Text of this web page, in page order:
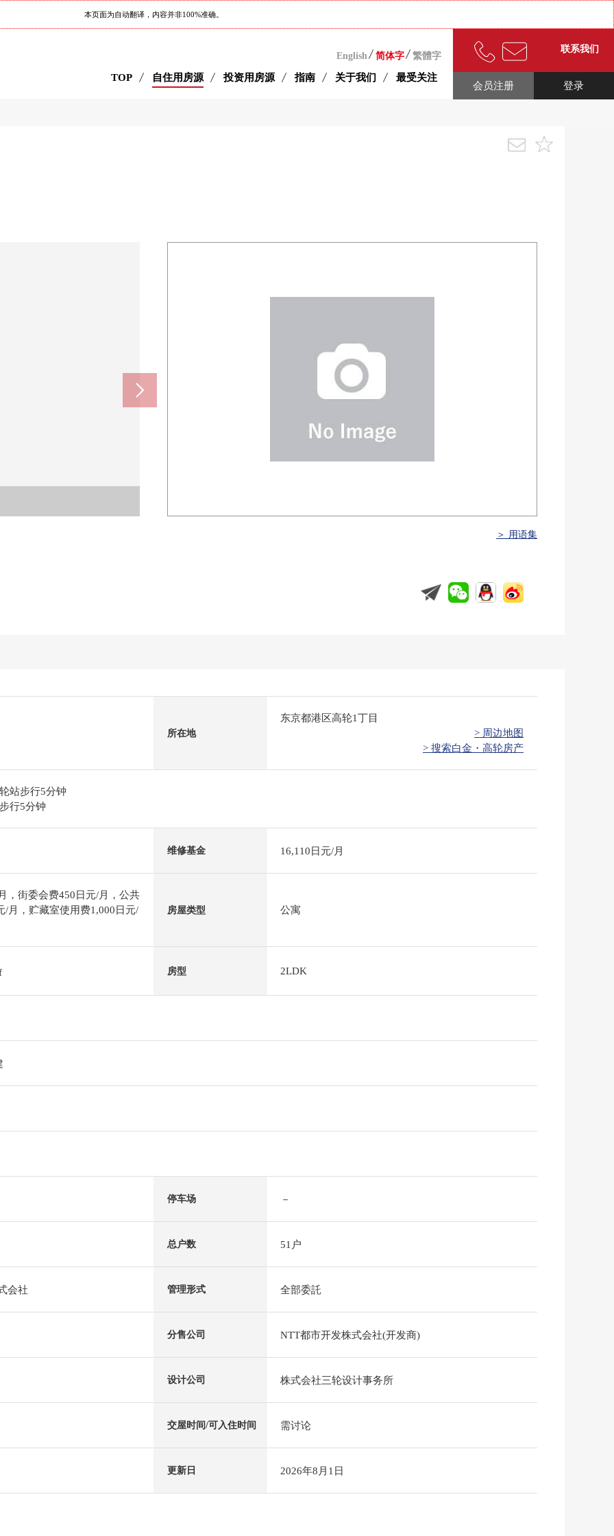
本页面为自动翻译，内容并非100%准确。
English 简体字 繁體字
TOP 自住用房源 投资用房源 指南 关于我们 最受关注
联系我们
登录
会员注册
＞ 用语集
所在地
东京都港区高轮1丁目
> 周边地图
> 搜索白金・高轮房产
站步行5分钟
行5分钟
维修基金 16,110日元/月
，街委会费450日元/月，公共
/月，贮藏室使用费1,000日元/
房屋类型 公寓
房型 2LDK
停车场 －
总户数 51户
会社 管理形式 全部委託
分售公司 NTT都市开发株式会社(开发商)
设计公司 株式会社三轮设计事务所
交屋时间/可入住时间 需讨论
更新日 2026年8月1日